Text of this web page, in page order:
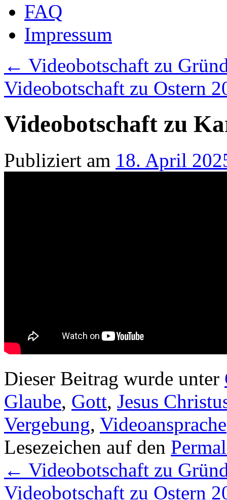
FAQ
Impressum
← Videobotschaft zu
Videobotschaft zu Ostern
Videobotschaft zu
Publiziert am 18. April
Dieser Beitrag wurde unter
Glaube, Gott, Jesus
Vergebung, Videoansprache
Lesezeichen auf den
← Videobotschaft zu
Videobotschaft zu Ostern